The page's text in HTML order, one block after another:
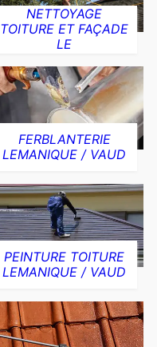
NETTOYAGE
TOITURE ET FAÇADE
LE
FERBLANTERIE
LEMANIQUE / VAUD
PEINTURE TOITURE
LEMANIQUE / VAUD